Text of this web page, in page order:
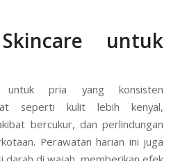
untuk
untuk pria yang konsisten
seperti kulit lebih kenyal,
bercukur, dan perlindungan
Perawatan harian ini juga